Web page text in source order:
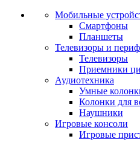
Мобильные
Смартфоны
Планшеты
Телевизоры и
Телевизоры
Приемники
Аудиотехника
Умные
Колонки для
Наушники
Игровые консоли
Игровые